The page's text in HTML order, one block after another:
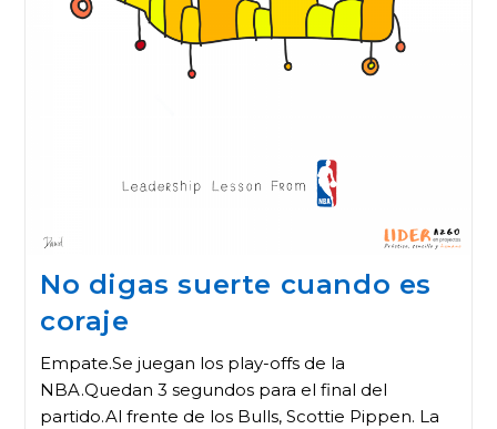
No digas suerte cuando es
coraje
Empate.Se juegan los play-offs de la
NBA.Quedan 3 segundos para el final del
partido.Al frente de los Bulls, Scottie Pippen. La